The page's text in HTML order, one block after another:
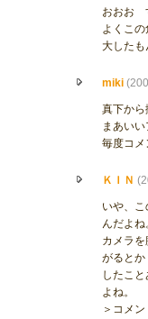
おおお
よくこの
大したも
miki
真下から
まあいい
毎度コメ
ＫＩＮ
いや、
んだよね
カメラ
がるとか
したこ
よね。
＞コメン